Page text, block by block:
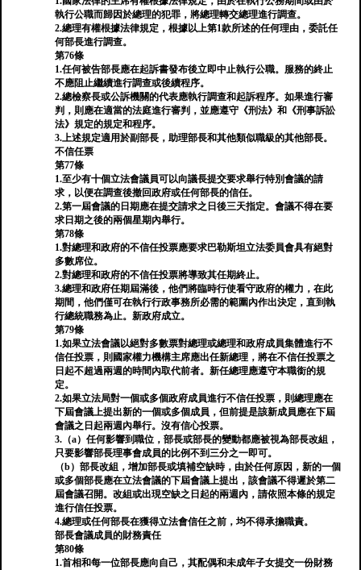
執行公職而歸因於總理的犯罪，將總理轉交總理進行調查。
2.總理有權根據法律規定，根據以上第1款所述的任何理由，委託任
何部長進行調查。
第76條
1.任何被告部長應在起訴書發布後立即中止執行公職。服務的終止
不應阻止繼續進行調查或後續程序。
2.總檢察長或公訴機關的代表應執行調查和起訴程序。如果進行審
判，則應在適當的法庭進行審判，並應遵守《刑法》和《刑事訴訟
法》規定的規定和程序。
3.上述規定適用於副部長，助理部長和其他類似職級的其他部長。
不信任票
第77條
1.至少有十個立法會議員可以向議長提交要求舉行特別會議的請
求，以便在調查後撤回政府或任何部長的信任。
2.第一屆會議的日期應在提交請求之日後三天指定。會議不得在要
求日期之後的兩個星期內舉行。
第78條
1.對總理和政府的不信任投票應要求巴勒斯坦立法委員會具有絕對
多數席位。
2.對總理和政府的不信任投票將導致其任期終止。
3.總理和政府任期屆滿後，他們將臨時行使看守政府的權力，在此
期間，他們僅可在執行行政事務所必需的範圍內作出決定，直到執
行總統職務為止。新政府成立。
第79條
1.如果立法會議以絕對多數票對總理或總理和政府成員集體進行不
信任投票，則國家權力機構主席應出任新總理，將在不信任投票之
日起不超過兩週的時間內取代前者。新任總理應遵守本職銜的規
定。
2.如果立法局對一個或多個政府成員進行不信任投票，則總理應在
下屆會議上提出新的一個或多個成員，但前提是該新成員應在下屆
會議之日起兩週內舉行。沒有信心投票。
3.（a）任何影響到職位，部長或部長的變動都應被視為部長改組，
只要影響部長理事會成員的比例不到三分之一即可。
（b）部長改組，增加部長或填補空缺時，由於任何原因，新的一個
或多個部長應在立法會議的下屆會議上提出，該會議不得遲於第二
屆會議召開。改組或出現空缺之日起的兩週內，請依照本條的規定
進行信任投票。
4.總理或任何部長在獲得立法會信任之前，均不得承擔職責。
部長會議成員的財務責任
第80條
1.首相和每一位部長應向自己，其配偶和未成年子女提交一份財務